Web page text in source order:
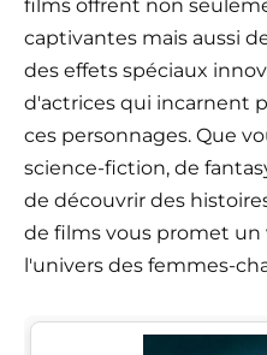
films offrent non
captivantes mais aussi
des effets spéciaux
d'actrices qui incarnent
ces personnages. Que
science-fiction, de
de découvrir des
de films vous promet un
l'univers des femmes-